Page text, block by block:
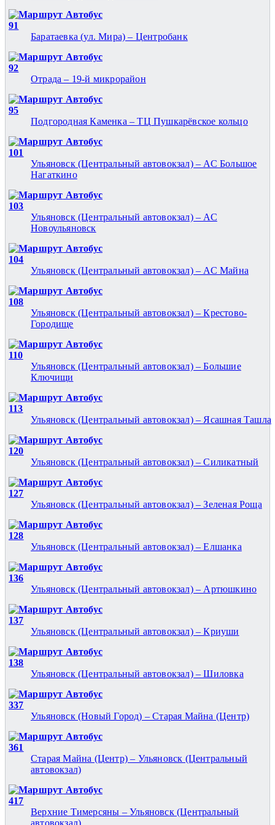
Автобус
91
Баратаевка (ул. Мира) – Центробанк
Автобус
92
Отрада – 19-й микрорайон
Автобус
95
Подгородная Каменка – ТЦ Пушкарёвское кольцо
Автобус
101
Ульяновск (Центральный автовокзал) – АС Большое
Нагаткино
Автобус
103
Ульяновск (Центральный автовокзал) – АС
Новоульяновск
Автобус
104
Ульяновск (Центральный автовокзал) – АС Майна
Автобус
108
Ульяновск (Центральный автовокзал) – Крестово-
Городище
Автобус
110
Ульяновск (Центральный автовокзал) – Большие
Ключищи
Автобус
113
Ульяновск (Центральный автовокзал) – Ясашная Ташла
Автобус
120
Ульяновск (Центральный автовокзал) – Силикатный
Автобус
127
Ульяновск (Центральный автовокзал) – Зеленая Роща
Автобус
128
Ульяновск (Центральный автовокзал) – Елшанка
Автобус
136
Ульяновск (Центральный автовокзал) – Артюшкино
Автобус
137
Ульяновск (Центральный автовокзал) – Криуши
Автобус
138
Ульяновск (Центральный автовокзал) – Шиловка
Автобус
337
Ульяновск (Новый Город) – Старая Майна (Центр)
Автобус
361
Старая Майна (Центр) – Ульяновск (Центральный
автовокзал)
Автобус
417
Верхние Тимерсяны – Ульяновск (Центральный
автовокзал)